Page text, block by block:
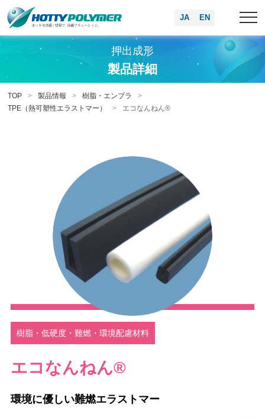
EN
JA
押出成形
製品詳細
TOP 製品情報
樹脂・エンプラ
TPE（熱可塑性エラストマー）
エコなんねん®
樹脂・低硬度・難燃・環境配慮材料
エコなんねん®
環境に優しい難燃エラストマー